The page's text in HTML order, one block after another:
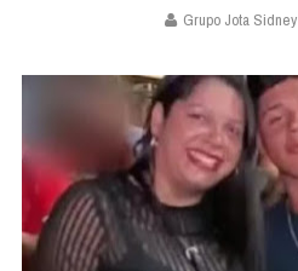
Grupo Jota Sidney